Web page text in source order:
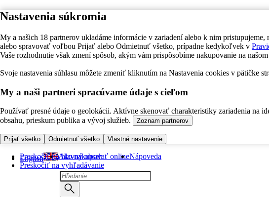
Nastavenia súkromia
My a našich 18 partnerov ukladáme informácie v zariadení alebo k nim
alebo spravovať voľbou Prijať alebo Odmietnuť všetko, prípadne kedykoľvek v
Vaše rozhodnutie však zmení spôsob, akým vám prispôsobíme nakupovanie na
Svoje nastavenia súhlasu môžete zmeniť kliknutím na Nastavenia cookies v pätičke
My a naši partneri spracúvame údaje s cieľom
Používať presné údaje o geolokácii. Aktívne skenovať charakteristiky zariadenia na
obsahu, prieskum publika a vývoj služieb.
Zoznam partnerov
Prijať všetko Odmietnuť všetko Vlastné nastavenie
Preskočiť na hlavný obsah
Preskočiť na vyhľadávanie
English Ako nakupovať onlineNápoveda